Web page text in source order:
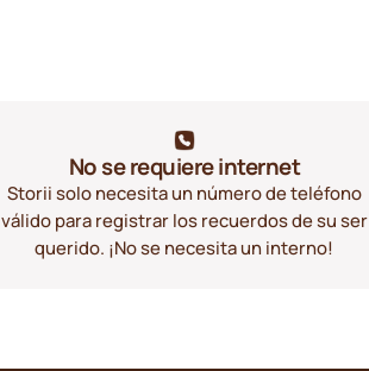
No se requiere internet
Storii solo necesita un número de teléfono
válido para registrar los recuerdos de su ser
querido. ¡No se necesita un interno!